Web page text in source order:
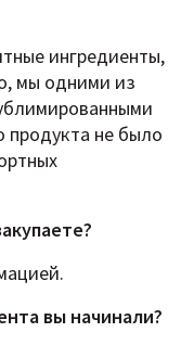
ингредиенты,
мы одними из
продукта не было
вы начинали?